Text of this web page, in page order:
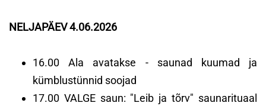
NELJAPÄEV 4.06.2026
16.00 Ala avatakse - saunad kuumad ja
kümblustünnid soojad
17.00 VALGE saun: "Leib ja tõrv" saunarituaal